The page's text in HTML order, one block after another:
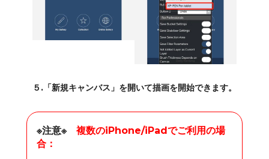
５.「新規キャンバス」を開いて描画を開始できます。
※注意※ 複数のiPhone/iPadでご利用の場
合：